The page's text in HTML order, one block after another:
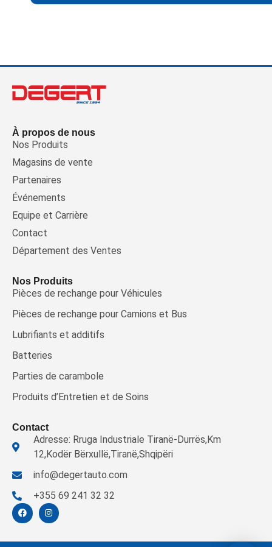
À propos de nous
Nos Produits
Magasins de vente
Partenaires
Événements
Equipe et Carrière
Contact
Département des Ventes
Nos Produits
Pièces de rechange pour Véhicules
Pièces de rechange pour Camions et Bus
Lubrifiants et additifs
Batteries
Parties de carambole
Produits d’Entretien et de Soins
Contact
Adresse: Rruga Industriale Tiranë-Durrës,Km
12,Kodër Bërxullë,Tiranë,Shqipëri
info@degertauto.com
+355 69 241 32 32